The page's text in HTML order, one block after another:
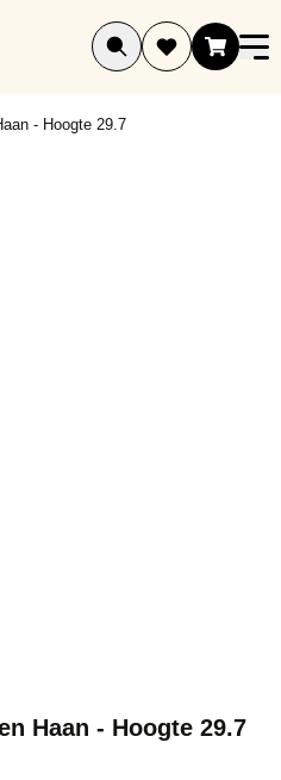
- Hoogte 29.7
Haan - Hoogte 29.7